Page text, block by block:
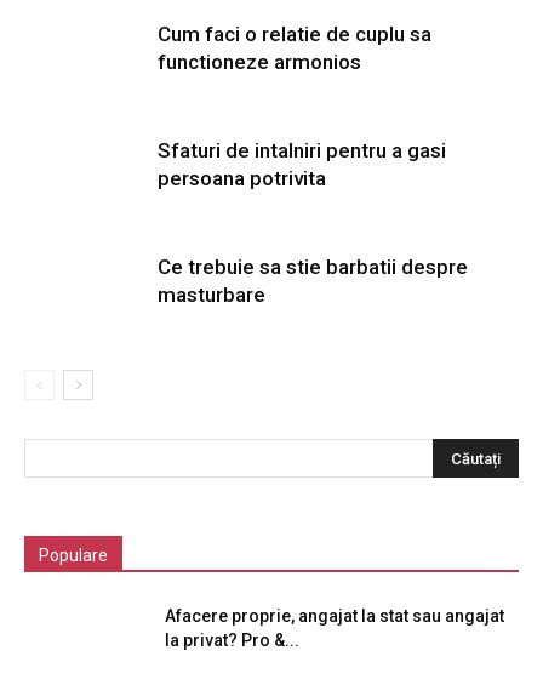
Cum faci o relatie de cuplu sa
functioneze armonios
Sfaturi de intalniri pentru a gasi
persoana potrivita
Ce trebuie sa stie barbatii despre
masturbare
Populare
Afacere proprie, angajat la stat sau angajat
la privat? Pro &...